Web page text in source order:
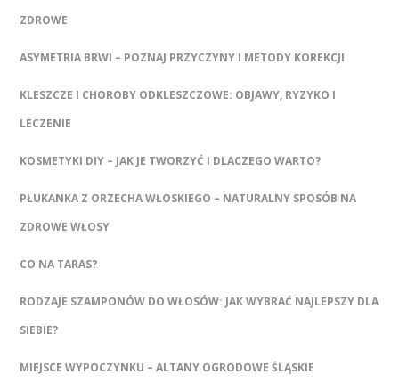
ZDROWE
ASYMETRIA BRWI – POZNAJ PRZYCZYNY I METODY KOREKCJI
KLESZCZE I CHOROBY ODKLESZCZOWE: OBJAWY, RYZYKO I
LECZENIE
KOSMETYKI DIY – JAK JE TWORZYĆ I DLACZEGO WARTO?
PŁUKANKA Z ORZECHA WŁOSKIEGO – NATURALNY SPOSÓB NA
ZDROWE WŁOSY
CO NA TARAS?
RODZAJE SZAMPONÓW DO WŁOSÓW: JAK WYBRAĆ NAJLEPSZY DLA
SIEBIE?
MIEJSCE WYPOCZYNKU – ALTANY OGRODOWE ŚLĄSKIE